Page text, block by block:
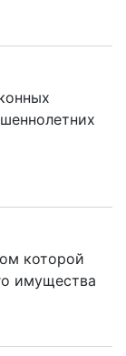
которой
имущества